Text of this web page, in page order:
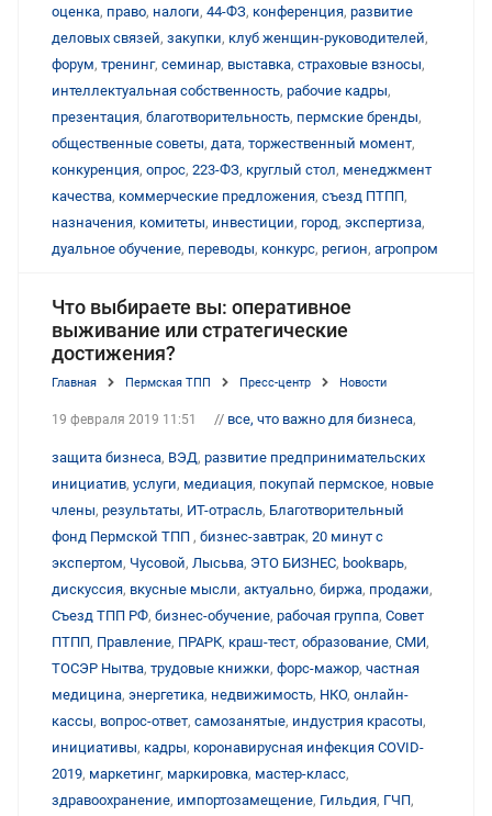
оценка, право, налоги, 44-ФЗ, конференция, развитие
деловых связей, закупки, клуб женщин-руководителей,
форум, тренинг, семинар, выставка, страховые взносы,
интеллектуальная собственность, рабочие кадры,
презентация, благотворительность, пермские бренды,
общественные советы, дата, торжественный момент,
конкуренция, опрос, 223-ФЗ, круглый стол, менеджмент
качества, коммерческие предложения, съезд ПТПП,
назначения, комитеты, инвестиции, город, экспертиза,
дуальное обучение, переводы, конкурс, регион, агропром
Что выбираете вы: оперативное
выживание или стратегические
достижения?
Главная Пермская ТПП Пресс-центр Новости
19 февраля 2019 11:51 // все, что важно для бизнеса,
защита бизнеса, ВЭД, развитие предпринимательских
инициатив, услуги, медиация, покупай пермское, новые
члены, результаты, ИТ-отрасль, Благотворительный
фонд Пермской ТПП , бизнес-завтрак, 20 минут с
экспертом, Чусовой, Лысьва, ЭТО БИЗНЕС, bookварь,
дискуссия, вкусные мысли, актуально, биржа, продажи,
Съезд ТПП РФ, бизнес-обучение, рабочая группа, Совет
ПТПП, Правление, ПРАРК, краш-тест, образование, СМИ,
ТОСЭР Нытва, трудовые книжки, форс-мажор, частная
медицина, энергетика, недвижимость, НКО, онлайн-
кассы, вопрос-ответ, самозанятые, индустрия красоты,
инициативы, кадры, коронавирусная инфекция COVID-
2019, маркетинг, маркировка, мастер-класс,
здравоохранение, импортозамещение, Гильдия, ГЧП,